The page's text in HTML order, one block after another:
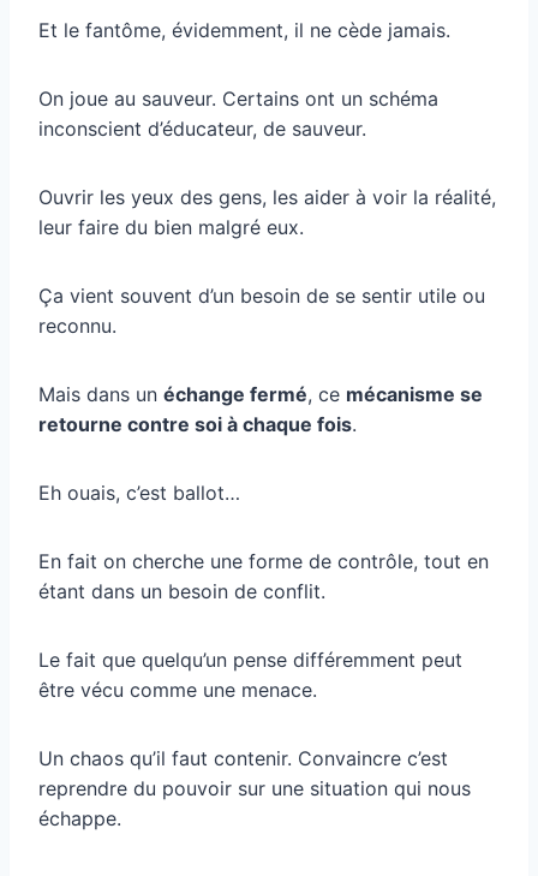
Et le fantôme, évidemment, il ne cède jamais.
On joue au sauveur. Certains ont un schéma
inconscient d’éducateur, de sauveur.
Ouvrir les yeux des gens, les aider à voir la réalité,
leur faire du bien malgré eux.
Ça vient souvent d’un besoin de se sentir utile ou
reconnu.
Mais dans un échange fermé, ce mécanisme se
retourne contre soi à chaque fois.
Eh ouais, c’est ballot…
En fait on cherche une forme de contrôle, tout en
étant dans un besoin de conflit.
Le fait que quelqu’un pense différemment peut
être vécu comme une menace.
Un chaos qu’il faut contenir. Convaincre c’est
reprendre du pouvoir sur une situation qui nous
échappe.